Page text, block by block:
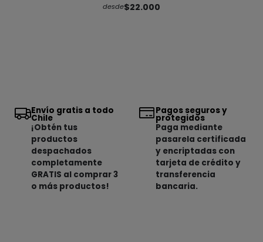
desde$22.000
Envío gratis a todo
Chile
¡Obtén tus
productos
despachados
completamente
GRATIS al comprar 3
o más productos!
Pagos seguros y
protegidos
Paga mediante
pasarela certificada
y encriptadas con
tarjeta de crédito y
transferencia
bancaria.